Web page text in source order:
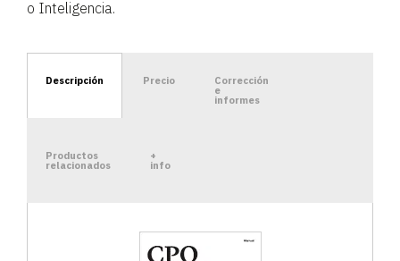
o Inteligencia.
Descripción Precio Corrección
e
informes
Productos
relacionados
+
info